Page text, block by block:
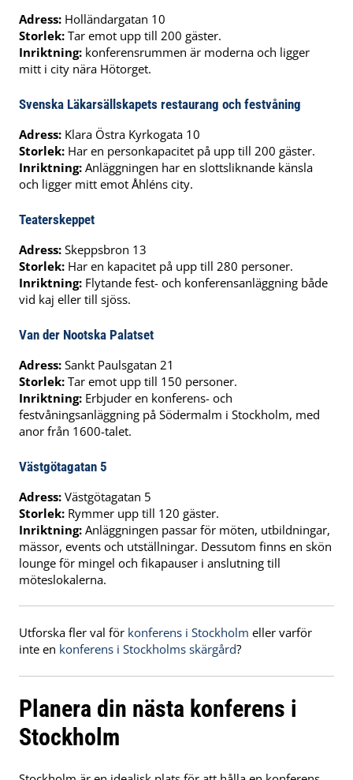
Adress: Holländargatan 10
Storlek: Tar emot upp till 200 gäster.
Inriktning: konferensrummen är moderna och ligger
mitt i city nära Hötorget.
Svenska Läkarsällskapets restaurang och festvåning
Adress: Klara Östra Kyrkogata 10
Storlek: Har en personkapacitet på upp till 200 gäster.
Inriktning: Anläggningen har en slottsliknande känsla
och ligger mitt emot Åhléns city.
Teaterskeppet
Adress: Skeppsbron 13
Storlek: Har en kapacitet på upp till 280 personer.
Inriktning: Flytande fest- och konferensanläggning både
vid kaj eller till sjöss.
Van der Nootska Palatset
Adress: Sankt Paulsgatan 21
Storlek: Tar emot upp till 150 personer.
Inriktning: Erbjuder en konferens- och
festvåningsanläggning på Södermalm i Stockholm, med
anor från 1600-talet.
Västgötagatan 5
Adress: Västgötagatan 5
Storlek: Rymmer upp till 120 gäster.
Inriktning: Anläggningen passar för möten, utbildningar,
mässor, events och utställningar. Dessutom finns en skön
lounge för mingel och fikapauser i anslutning till
möteslokalerna.
Utforska fler val för konferens i Stockholm eller varför
inte en konferens i Stockholms skärgård?
Planera din nästa konferens i
Stockholm